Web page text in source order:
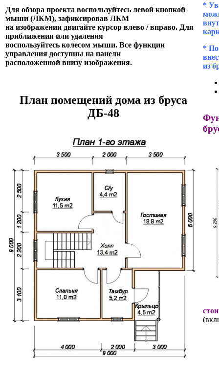
Для обзора проекта воспользуйтесь левой кнопкой
мыши (ЛКМ), зафиксировав ЛКМ
на изображении двигайте курсор влево / вправо. Для
приближения или удаления
воспользуйтесь колесом мыши. Все функции
управления доступны на панели
расположенной внизу изображения.
План помещений дома из бруса
ДБ-48
*
*
из